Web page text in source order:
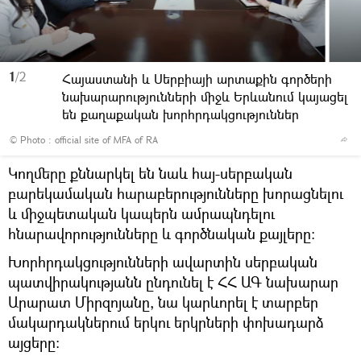
1/2
© Photo : official site of MFA of RA
Հայաստանի և Սերբիայի արտաքին գործերի
նախարարությունների միջև Երևանում կայացել
են քաղաքական խորհրդակցություններ
Կողմերը քննարկել են նաև հայ-սերբական
բարեկամական հարաբերությունները խորացնելու
և միջպետական կապերն ամրապնդելու
հնարավորությունները և գործնական քայլերը:
Խորհրդակցությունների ավարտին սերբական
պատվիրակությանն ընդունել է ՀՀ ԱԳ նախարար
Արարատ Միրզոյանը, նա կարևորել է տարբեր
մակարդակներում երկու երկրների փոխադարձ
այցերը: